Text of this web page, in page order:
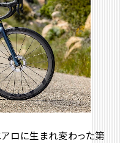
アロに生まれ変わった第